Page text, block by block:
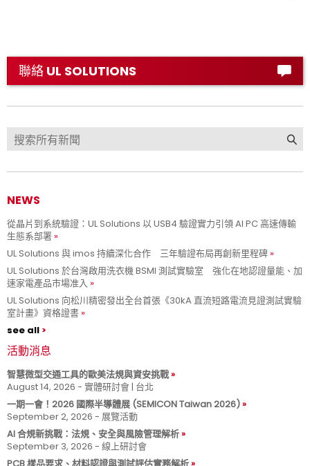
聯絡 UL SOLUTIONS
NEWS
從晶片到系統驗證：UL Solutions 以 USB4 驗證實力引領 AI PC 高速傳輸
生態系部署
UL Solutions 與 imos 持續深化合作 三年驗證布局再創新里程碑
UL Solutions 於台灣啟用洗衣機 BSMI 測試實驗室 強化在地認證量能、加
速家電產品市場准入
UL Solutions 向松川精密發出全台首張《30kA 直流短路電流見證測試實驗
室計畫》資格證書
see all
活動消息
智慧微型交通工具的歐美法規與資安挑戰
August 14, 2026 - 實體研討會 | 台北
一期一會！2026 國際半導體展 (SEMICON Taiwan 2026)
September 2, 2026 - 展覽活動
AI 合規新挑戰：法規、安全與風險管理解析
September 3, 2026 - 線上研討會